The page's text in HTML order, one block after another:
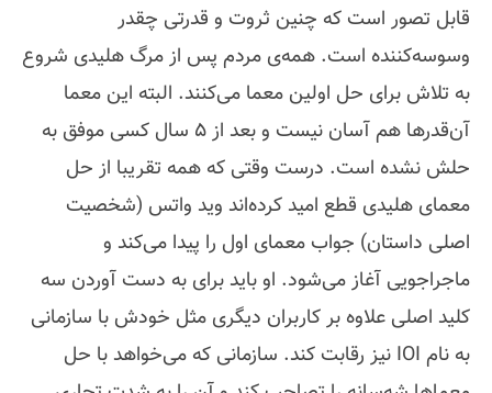
قابل تصور است که چنین ثروت و قدرتی چقدر
وسوسه‌کننده است. همه‌ی مردم پس از مرگ هلیدی شروع
به تلاش برای حل اولین معما می‌کنند. البته این معما
آن‌قدرها هم آسان نیست و بعد از 5 سال کسی موفق به
حلش نشده است. درست وقتی که همه تقریبا از حل
معمای هلیدی قطع امید کرده‌اند وید واتس (شخصیت
اصلی داستان) جواب معمای اول را پیدا می‌کند و
ماجراجویی آغاز می‌شود. او باید برای به دست آوردن سه
کلید اصلی علاوه بر کاربران دیگری مثل خودش با سازمانی
به نام IOI نیز رقابت کند. سازمانی که می‌خواهد با حل